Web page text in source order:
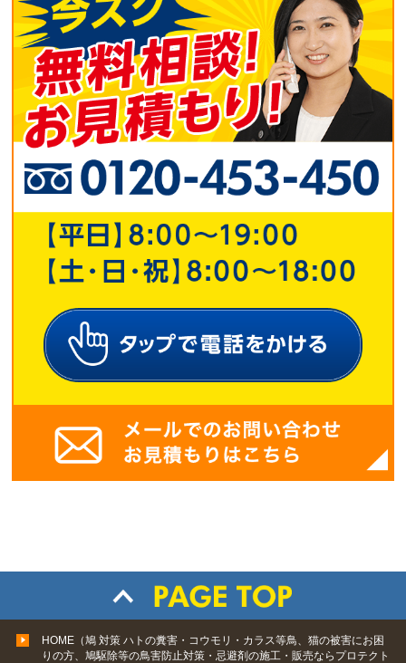
HOME（鳩 対策 ハトの糞害・コウモリ・カラス等鳥、猫の被害にお困
りの方、鳩駆除等の鳥害防止対策・忌避剤の施工・販売ならプロテクト